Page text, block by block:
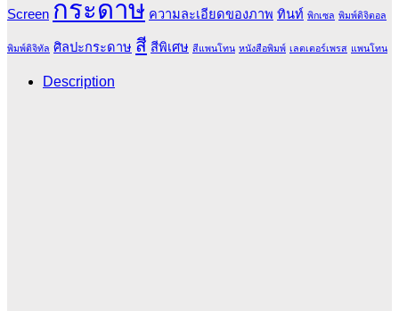
Screen กระดาษ ความละเอียดของภาพ ทินท์ พิกเซล พิมพ์ดิจิตอล
พิมพ์ดิจิทัล ศิลปะกระดาษ สี สีพิเศษ สีแพนโทน หนังสือพิมพ์ เลตเตอร์เพรส แพนโทน
Description